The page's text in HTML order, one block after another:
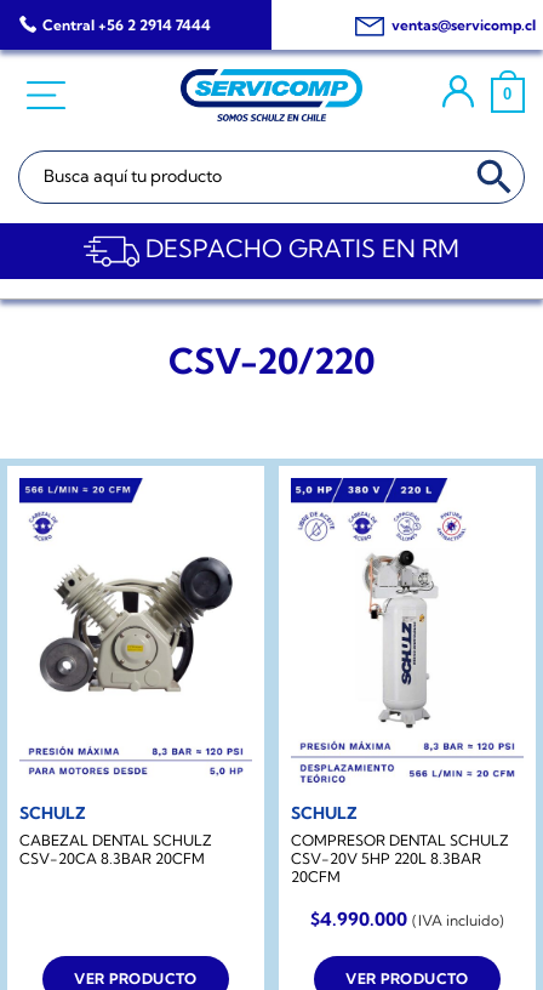
Saltar
al
Central +56 2 2914 7444 ventas@servicomp.cl
0
Buscar: BOTÓN DE
DESPACHO GRATIS EN RM
CSV-20/220
SCHULZ
CABEZAL DENTAL SCHULZ
CSV-20CA 8.3BAR 20CFM
VER PRODUCTO
SCHULZ
COMPRESOR DENTAL SCHULZ
CSV-20V 5HP 220L 8.3BAR
20CFM
$4.990.000 (IVA incluido)
VER PRODUCTO